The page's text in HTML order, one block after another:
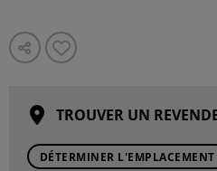
TROUVER UN
DÉTERMINER L'EMPLACEMENT